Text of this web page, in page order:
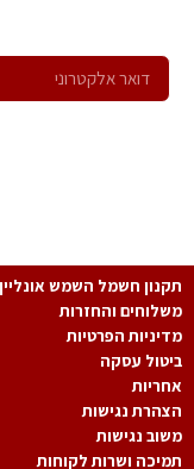
חשמל השמש אונליין
והחזרות
הפרטיות
עסקה
נגישות
נגישות
ושרות לקוחות